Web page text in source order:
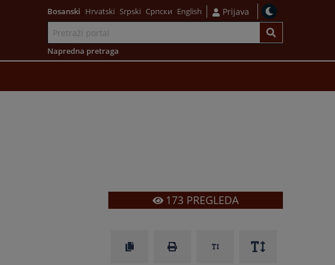
Bosanski Hrvatski Srpski Српски English Prijava
Napredna pretraga
173PREGLEDA